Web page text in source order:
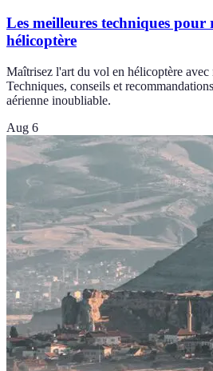
Les meilleures techniques pour
hélicoptère
Maîtrisez l'art du vol en hélicoptère avec
Techniques, conseils et
aérienne inoubliable.
Aug 6